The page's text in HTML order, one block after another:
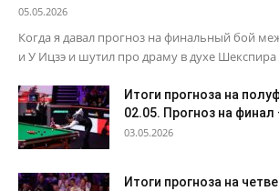
05.05.2026
Когда я давал прогноз на финальный бой
и У Ицзэ и шутил про драму в духе Шекспира
Итоги прогноза на
02.05. Прогноз на финал
03.05.2026
Итоги прогноза на